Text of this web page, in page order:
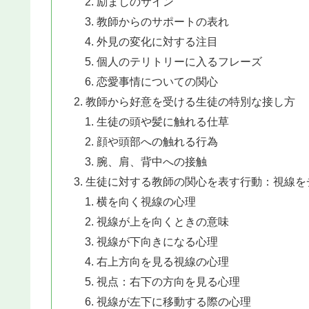
教師からのサポートの表れ
外見の変化に対する注目
個人のテリトリーに入るフレーズ
恋愛事情についての関心
教師から好意を受ける生徒の特別な接し方
生徒の頭や髪に触れる仕草
顔や頭部への触れる行為
腕、肩、背中への接触
生徒に対する教師の関心を表す行動：視線を
横を向く視線の心理
視線が上を向くときの意味
視線が下向きになる心理
右上方向を見る視線の心理
視点：右下の方向を見る心理
視線が左下に移動する際の心理